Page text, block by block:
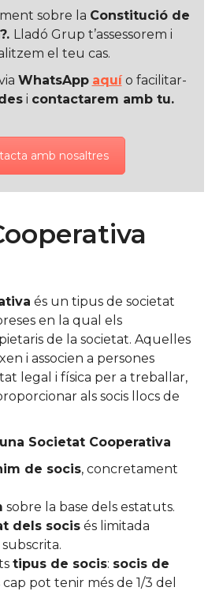
sobre la Constitució de
Lladó Grup t’assessorem i
el teu cas.
WhatsApp aquío facilitar-
i contactarem amb tu.
amb nosaltres
és un tipus de societat
en la qual els
de la societat. Aquelles
i associen a persones
legal i física per a treballar,
als socis llocs de
Societat Cooperativa
de socis, concretament
sobre la base dels estatuts.
dels socis és limitada
tipus de socis: socis de
pot tenir més de 1/3 del